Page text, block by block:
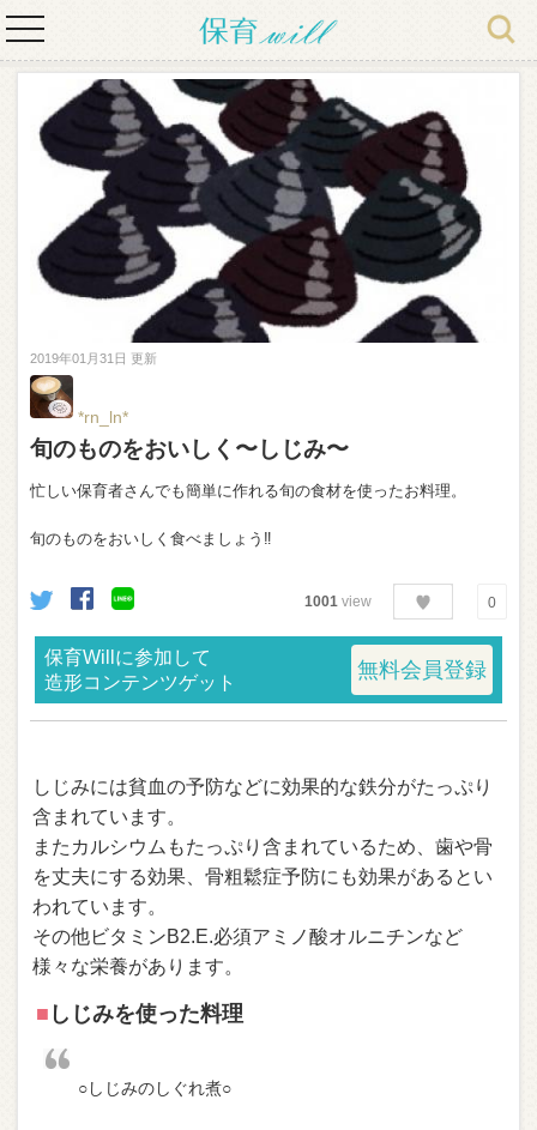
2019年01月31日 更新
*rn_ln*
旬のものをおいしく〜しじみ〜
忙しい保育者さんでも簡単に作れる旬の食材を使ったお料理。
旬のものをおいしく食べましょう‼︎
1001 view 0
保育Willに参加して
造形コンテンツゲット
無料会員登録
しじみには貧血の予防などに効果的な鉄分がたっぷり
含まれています。
またカルシウムもたっぷり含まれているため、歯や骨
を丈夫にする効果、骨粗鬆症予防にも効果があるとい
われています。
その他ビタミンB2.E.必須アミノ酸オルニチンなど
様々な栄養があります。
■ しじみを使った料理
○しじみのしぐれ煮○
toggle